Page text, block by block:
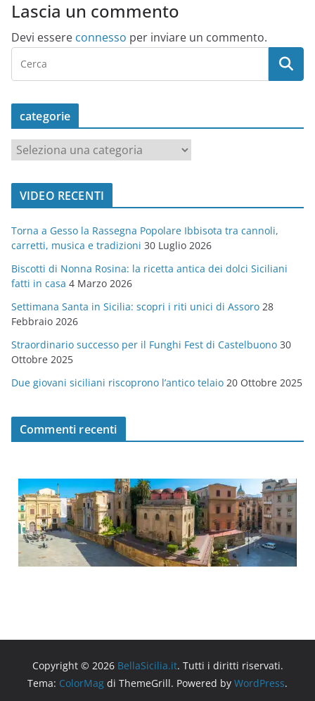
Lascia un commento
Devi essere connesso per inviare un commento.
categorie
a
t
o
r
i
e
VIDEO RECENTI
Torna a Gesso la Rassegna Popolare Ibbisota tra cannoli,
carretti, musica e tradizioni 30 Luglio 2026
Biscotti di Nonna Rosina: la ricetta antica dei dolci Siciliani
fatti in casa 4 Marzo 2026
Settimana Santa in Sicilia: scopri i riti unici di Assoro 28
Febbraio 2026
Straordinario successo per il Funghi Fest di Castelbuono 30
Ottobre 2025
Due giovani siciliani riscoprono l’antico telaio 20 Ottobre 2025
Commenti recenti
Copyright © 2026 BellaSicilia.it. Tutti i diritti riservati.
Tema: ColorMag di ThemeGrill. Powered by WordPress.